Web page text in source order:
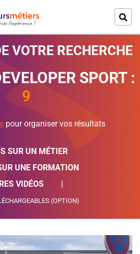
VOTRE RECHERCHE
SPORT :
9
pour organiser vos résultats
SUR UN MÉTIER
UNE FORMATION
VIDÉOS
|
(OPTION)